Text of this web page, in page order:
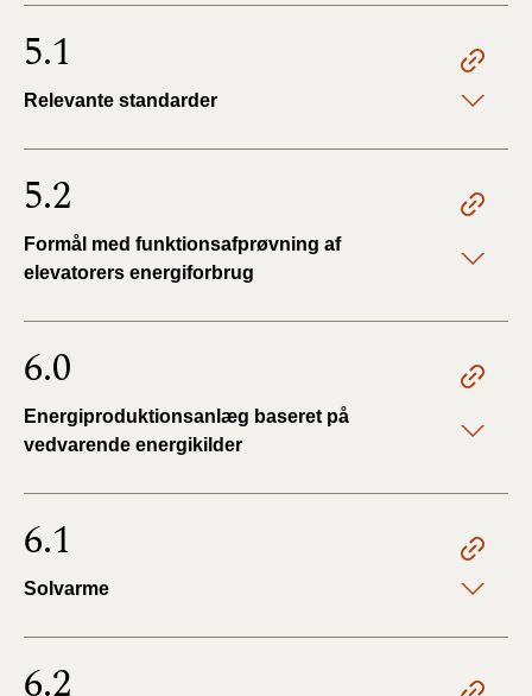
5.1
Relevante standarder
5.2
Formål med funktionsafprøvning af
elevatorers energiforbrug
6.0
Energiproduktionsanlæg baseret på
vedvarende energikilder
6.1
Solvarme